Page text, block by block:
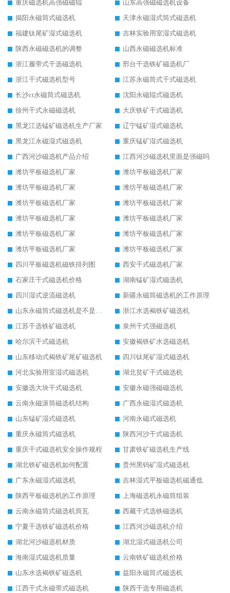
重庆磁选机高强磁磁辊
山东高强磁磁选机设备
揭阳永磁筒式磁选机
天津永磁湿式筒式磁选机
福建钛尾矿湿式磁选机
吉林实验用室湿式磁选机
陕西永磁磁选机的调整
山西永磁磁选机标准
浙江履带式干选磁选机
邢台干选铁矿磁选机厂
浙江干式磁选机型号
江苏永磁筒式干式磁选机
长沙ct永磁筒式磁选机
沈阳永磁辊式磁选机
徐州干式永磁磁选机
大庆铁矿干式磁选机
黑龙江选锰矿磁选机生产厂家
辽宁锰矿湿式磁选机
黑龙江永磁湿式磁选机
重庆锰矿湿式磁选机
广西河沙磁选机产品介绍
江西河沙磁选机里面是强磁吗
潍坊平板磁选机厂家
潍坊平板磁选机厂家
潍坊平板磁选机厂家
潍坊平板磁选机厂家
潍坊平板磁选机厂家
潍坊平板磁选机厂家
潍坊平板磁选机厂家
潍坊平板磁选机厂家
潍坊平板磁选机厂家
潍坊平板磁选机厂家
潍坊平板磁选机厂家
潍坊平板磁选机厂家
四川平板磁选机磁铁排列图
西安干式磁选机厂家
石家庄干式磁选机价格
湖南锰矿湿式磁选机
四川湿式逆流磁选机
新疆永磁筒磁选机的工作原理
山东永磁筒式磁选机是不是强磁
浙江水选褐铁矿磁选机
江苏干选铁矿磁选机
泉州干式强磁选机
哈尔滨干式磁选机
安徽褐铁矿水选磁选机
山东移动式褐铁矿尾矿磁选机
四川钛尾矿湿式磁选机
河北实验用室湿式磁选机
湖北贫矿干式磁选机
安徽选大块干式磁选机
安徽永磁强磁磁选机
云南永磁滚筒磁选机结构
广西永磁湿式磁选机
山东锰矿湿式磁选机
河南永磁式磁选机
重庆永磁筒式磁选机
陕西河沙干式磁选机
重庆干式磁选机安全操作规程
甘肃铁矿磁选机生产线
湖北铁矿磁选机如何配置
贵州黑钨矿湿式磁选机
广东永磁湿式磁选机
吉林湿式平板磁选机磁通低
陕西平板磁选机的工作原理
上海磁选机永磁筒组装
云南永磁筒式磁选机筒瓦
西藏干式选铁磁选机
宁夏干选铁矿磁选机价格
江西河沙磁选机介绍
湖北河沙磁选机材质
湖北湿式磁选机公司
海南湿式磁选机质量
云南铁矿磁选机价格
山东水选褐铁矿磁选机
益阳永磁筒式磁选机
江西干式永磁带式磁选机
陕西干选专用磁选机